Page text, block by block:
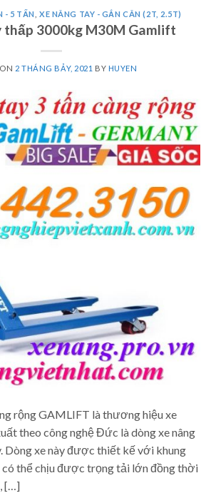
- 5 TẤN ,XE NÂNG TAY - GẮN CÂN (2T, 2.5T)
thấp 3000kg M30M Gamlift
2 THÁNG BẢY, 2021 BY HUYEN
rộng GAMLIFT là thương hiệu xe
theo công nghệ Đức là dòng xe nâng
Dòng xe này được thiết kế với khung
có thể chịu được trọng tải lớn đồng thời
[…]